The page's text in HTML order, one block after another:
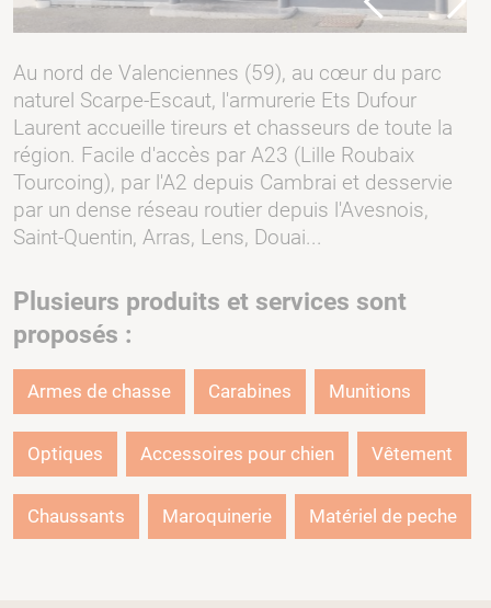
Previous Next
Au nord de Valenciennes (59), au cœur du parc
naturel Scarpe-Escaut, l'armurerie Ets Dufour
Laurent accueille tireurs et chasseurs de toute la
région. Facile d'accès par A23 (Lille Roubaix
Tourcoing), par l'A2 depuis Cambrai et desservie
par un dense réseau routier depuis l'Avesnois,
Saint-Quentin, Arras, Lens, Douai...
Plusieurs produits et services sont
proposés :
Armes de chasse Carabines Munitions
Optiques Accessoires pour chien Vêtement
Chaussants Maroquinerie Matériel de peche